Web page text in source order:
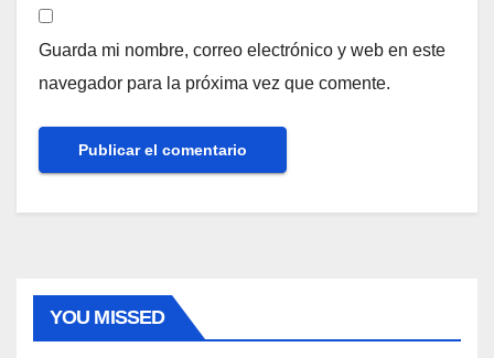
Guarda mi nombre, correo electrónico y web en este
navegador para la próxima vez que comente.
YOU MISSED